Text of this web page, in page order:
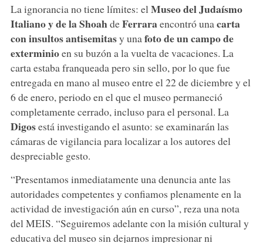
La ignorancia no tiene límites: el Museo del Judaísmo
Italiano y de la ShoahdeFerraraencontró una carta
con insultos antisemitasy una foto de un campo de
exterminioen su buzón a la vuelta de vacaciones. La
carta estaba franqueada pero sin sello, por lo que fue
entregada en mano al museo entre el 22 de diciembre y el
6 de enero, periodo en el que el museo permaneció
completamente cerrado, incluso para el personal. La
Digosestá investigando el asunto: se examinarán las
cámaras de vigilancia para localizar a los autores del
despreciable gesto.
“Presentamos inmediatamente una denuncia ante las
autoridades competentes y confiamos plenamente en la
actividad de investigación aún en curso”, reza una nota
del MEIS. “Seguiremos adelante con la misión cultural y
educativa del museo sin dejarnos impresionar ni